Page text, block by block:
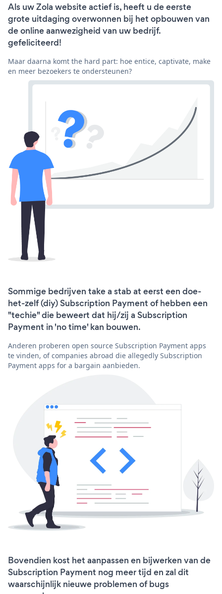
Als uw Zola website actief is, heeft u de eerste
grote uitdaging overwonnen bij het opbouwen van
de online aanwezigheid van uw bedrijf.
gefeliciteerd!
Maar daarna komt the hard part: hoe entice, captivate, make
en meer bezoekers te ondersteunen?
Sommige bedrijven take a stab at eerst een doe-
het-zelf (diy) Subscription Payment of hebben een
"techie" die beweert dat hij/zij a Subscription
Payment in 'no time' kan bouwen.
Anderen proberen open source Subscription Payment apps
te vinden, of companies abroad die allegedly Subscription
Payment apps for a bargain aanbieden.
Bovendien kost het aanpassen en bijwerken van de
Subscription Payment nog meer tijd en zal dit
waarschijnlijk nieuwe problemen of bugs